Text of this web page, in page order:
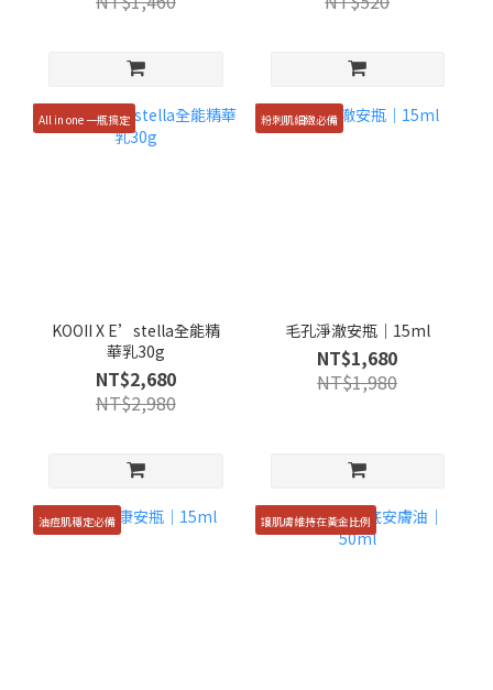
All in one 一瓶搞定
KOOII X E’stella全能精
華乳30g
NT$2,680
NT$2,980
粉刺肌細緻必備
毛孔淨澈安瓶｜15ml
NT$1,680
NT$1,980
油痘肌穩定必備 讓肌膚維持在黃金比例